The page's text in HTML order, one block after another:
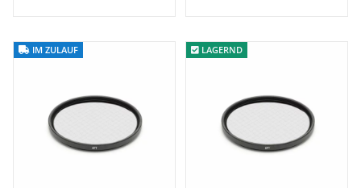
IM ZULAUF
IM ZULAUF LAGERND
LAGERND